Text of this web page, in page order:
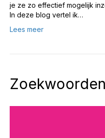
je ze zo effectief mogelijk
In deze blog vertel ik…
Lees meer